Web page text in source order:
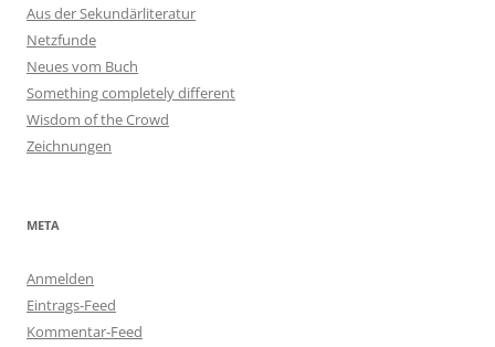
Aus der Sekundärliteratur
Netzfunde
Neues vom Buch
Something completely different
Wisdom of the Crowd
Zeichnungen
META
Anmelden
Eintrags-Feed
Kommentar-Feed